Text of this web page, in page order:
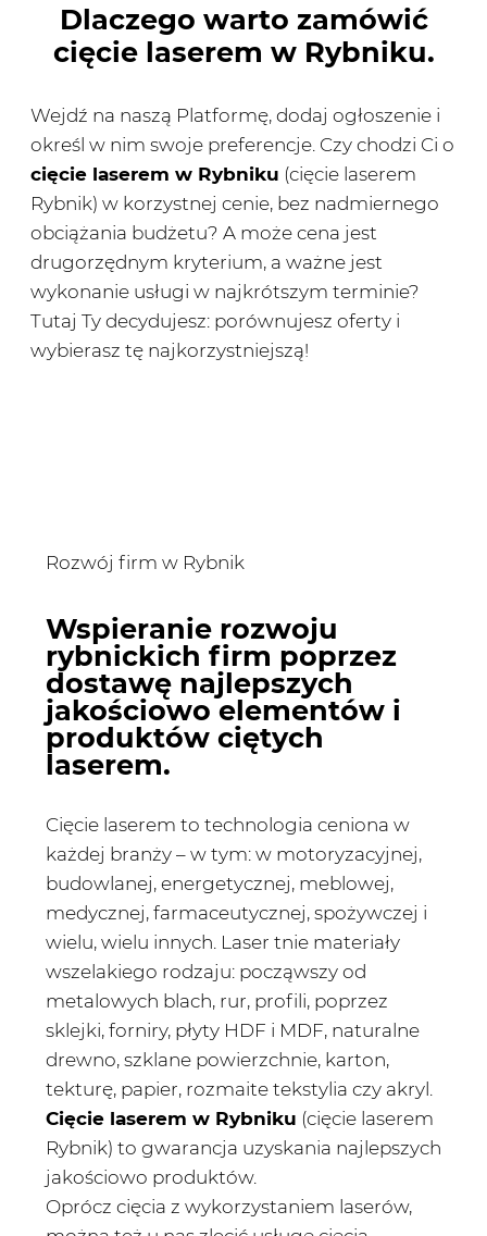
Dlaczego warto zamówić
cięcie laserem w Rybniku.
Wejdź na naszą Platformę, dodaj ogłoszenie i
określ w nim swoje preferencje. Czy chodzi Ci o
cięcie laserem w Rybniku (cięcie laserem
Rybnik) w korzystnej cenie, bez nadmiernego
obciążania budżetu? A może cena jest
drugorzędnym kryterium, a ważne jest
wykonanie usługi w najkrótszym terminie?
Tutaj Ty decydujesz: porównujesz oferty i
wybierasz tę najkorzystniejszą!
Rozwój firm w Rybnik
Wspieranie rozwoju
rybnickich firm poprzez
dostawę najlepszych
jakościowo elementów i
produktów ciętych
laserem.
Cięcie laserem to technologia ceniona w
każdej branży – w tym: w motoryzacyjnej,
budowlanej, energetycznej, meblowej,
medycznej, farmaceutycznej, spożywczej i
wielu, wielu innych. Laser tnie materiały
wszelakiego rodzaju: począwszy od
metalowych blach, rur, profili, poprzez
sklejki, forniry, płyty HDF i MDF, naturalne
drewno, szklane powierzchnie, karton,
tekturę, papier, rozmaite tekstylia czy akryl.
Cięcie laserem w Rybniku (cięcie laserem
Rybnik) to gwarancja uzyskania najlepszych
jakościowo produktów.
Oprócz cięcia z wykorzystaniem laserów,